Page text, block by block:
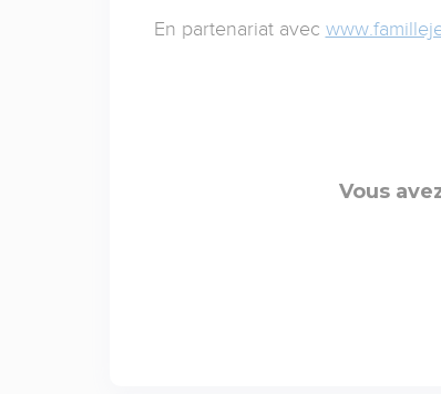
En partenariat avec
Vous